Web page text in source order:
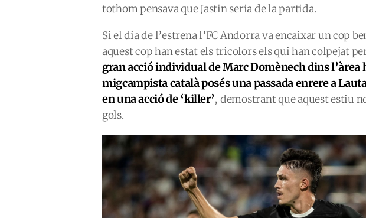
tothom pensava que Jastin seria de la partida.
Si el dia de l’estrena l’FC Andorra va encaixar un cop
aquest cop han estat els tricolors els qui han colpejat
gran acció individual de Marc Domènech dins l’àrea
migcampista català posés una passada enrere a
en una acció de ‘killer’, demostrant que aquest estiu
gols.